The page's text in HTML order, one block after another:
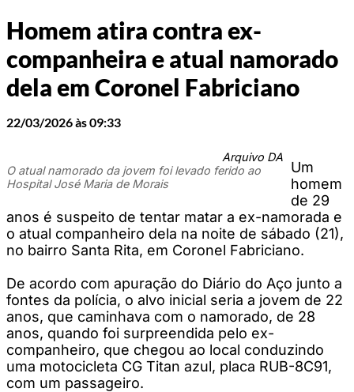
Homem atira contra ex-
companheira e atual namorado
dela em Coronel Fabriciano
22/03/2026 às 09:33
Arquivo DA
O atual namorado da jovem foi levado ferido ao
Hospital José Maria de Morais
Um
homem
de 29
anos é suspeito de tentar matar a ex-namorada e
o atual companheiro dela na noite de sábado (21),
no bairro Santa Rita, em Coronel Fabriciano.
De acordo com apuração do Diário do Aço junto a
fontes da polícia, o alvo inicial seria a jovem de 22
anos, que caminhava com o namorado, de 28
anos, quando foi surpreendida pelo ex-
companheiro, que chegou ao local conduzindo
uma motocicleta CG Titan azul, placa RUB-8C91,
com um passageiro.